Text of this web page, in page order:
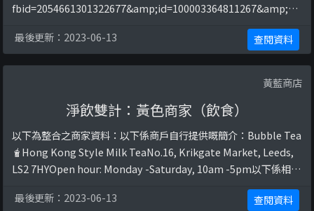
fbid=2054661301322677&amp;id=100003364811267&amp;se
?fbid=3798203440301779&amp;id=1000033648 ...
最後更新：2023-06-13 查閱資料
黃藍商店
淨飲雙計：黃色商家（飲食）
以下為整合之商家資料：以下係商戶自行提供嘅簡介：Bubble Tea
🧋Hong Kong Style Milk TeaNo.16, Krikgate Market, Leeds,
LS2 7HYOpen hour: Monday -Saturday, 10am -5pm以下係相關
https://www.facebook.com/100087798535014/posts/207896
最後更新：2023-06-13 查閱資料